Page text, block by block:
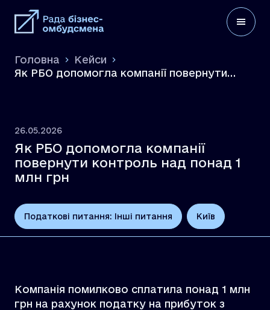
Головна
Кейси
Як РБО допомогла компанії повернути
26.05.2026
Як РБО допомогла компанії
повернути контроль над понад 1
млн грн
Податкові питання: Інші питання Київ
Компанія помилково сплатила понад 1 млн
грн на рахунок податку на прибуток з